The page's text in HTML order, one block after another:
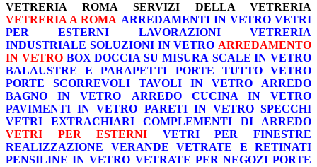
VETRERIA ROMA
SERVIZI DELLA VETRERIA
VETRERIA A ROMA ARREDAMENTI IN VETRO VETRI
PER ESTERNI
LAVORAZIONI
VETRERIA
INDUSTRIALE SOLUZIONI IN VETRO ARREDAMENTO
IN VETRO BOX DOCCIA SU MISURA SCALE IN VETRO
BALAUSTRE E PARAPETTI
PORTE TUTTO VETRO
PORTE SCORREVOLI
TAVOLI IN VETRO
ARREDO
BAGNO IN VETRO
ARREDO CUCINA IN VETRO
PAVIMENTI IN VETRO PARETI IN VETRO SPECCHI
VETRI EXTRACHIARI
COMPLEMENTI DI ARREDO
VETRI PER ESTERNI
VETRI PER FINESTRE
REALIZZAZIONE VERANDE
VETRATE E RETINATI
PENSILINE IN VETRO VETRATE PER NEGOZI PORTE